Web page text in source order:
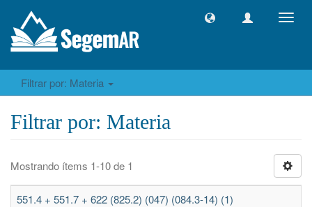
Filtrar por: Materia
Filtrar por: Materia
Mostrando ítems 1-10 de 1
551.4 + 551.7 + 622 (825.2) (047) (084.3-14) (1)